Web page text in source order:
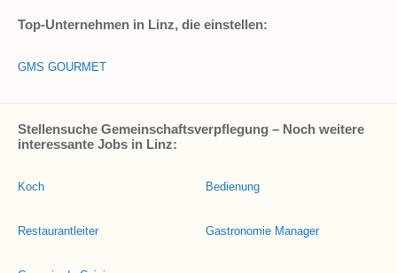
Top-Unternehmen in Linz, die einstellen:
GMS GOURMET
Stellensuche Gemeinschaftsverpflegung – Noch weitere
interessante Jobs in Linz:
Koch
Restaurantleiter
Bedienung
Gastronomie Manager